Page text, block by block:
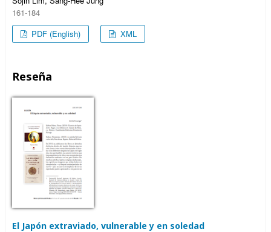
161-184
PDF (English)
XML
Reseña
El Japón extraviado, vulnerable y en soledad